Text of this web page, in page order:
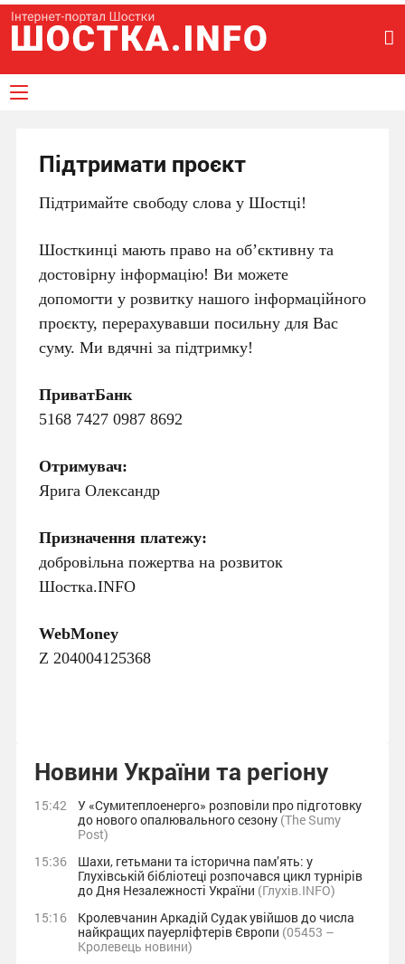
Підтримати проєкт
Підтримайте свободу слова у Шостці!
Шосткинці мають право на об’єктивну та
достовірну інформацію! Ви можете
допомогти у розвитку нашого інформаційного
проєкту, перерахувавши посильну для Вас
суму. Ми вдячні за підтримку!
ПриватБанк
5168 7427 0987 8692
Отримувач:
Ярига Олександр
Призначення платежу:
добровільна пожертва на розвиток
Шостка.INFO
WebMoney
Z 204004125368
Новини України та регіону
15:42
У «Сумитеплоенерго» розповіли про підготовку
до нового опалювального сезону (The Sumy
Post)
15:36
Шахи, гетьмани та історична пам’ять: у
Глухівській бібліотеці розпочався цикл турнірів
до Дня Незалежності України (Глухів.INFO)
15:16
Кролевчанин Аркадій Судак увійшов до числа
найкращих пауерліфтерів Європи (05453 –
Кролевець новини)